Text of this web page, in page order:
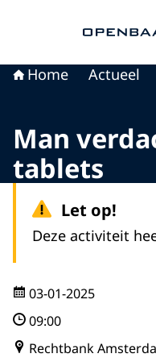
Home Actueel
Man
tablets
Let op!
Deze activiteit
03-01-2025
09:00
Rechtbank